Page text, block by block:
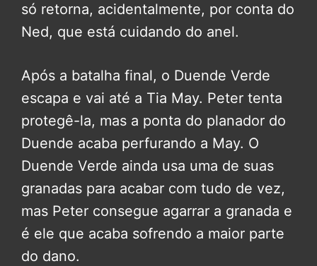
só retorna, acidentalmente, por conta do
Ned, que está cuidando do anel.
Após a batalha final, o Duende Verde
escapa e vai até a Tia May. Peter tenta
protegê-la, mas a ponta do planador do
Duende acaba perfurando a May. O
Duende Verde ainda usa uma de suas
granadas para acabar com tudo de vez,
mas Peter consegue agarrar a granada e
é ele que acaba sofrendo a maior parte
do dano.